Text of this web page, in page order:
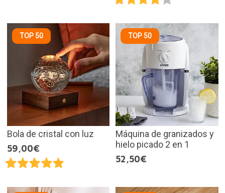
TOP 50
Bola de cristal con luz
59,00€
TOP 50
Máquina de granizados y
hielo picado 2 en 1
52,50€